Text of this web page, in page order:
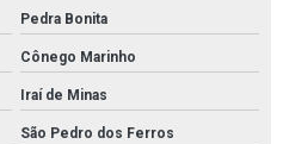
Pedra Bonita
Cônego Marinho
Iraí de Minas
São Pedro dos Ferros